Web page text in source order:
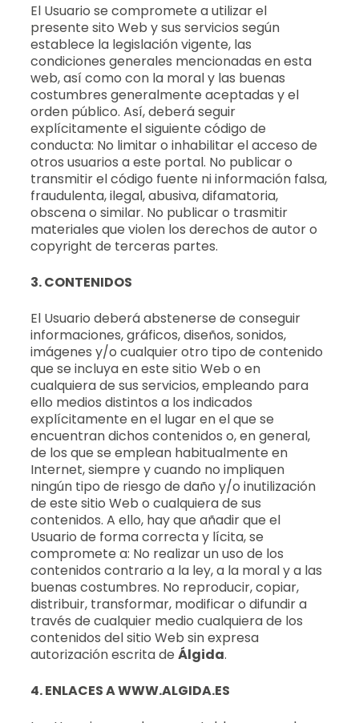
El Usuario se compromete a utilizar el
presente sito Web y sus servicios según
establece la legislación vigente, las
condiciones generales mencionadas en esta
web, así como con la moral y las buenas
costumbres generalmente aceptadas y el
orden público. Así, deberá seguir
explícitamente el siguiente código de
conducta: No limitar o inhabilitar el acceso de
otros usuarios a este portal. No publicar o
transmitir el código fuente ni información falsa,
fraudulenta, ilegal, abusiva, difamatoria,
obscena o similar. No publicar o trasmitir
materiales que violen los derechos de autor o
copyright de terceras partes.
3. CONTENIDOS
El Usuario deberá abstenerse de conseguir
informaciones, gráficos, diseños, sonidos,
imágenes y/o cualquier otro tipo de contenido
que se incluya en este sitio Web o en
cualquiera de sus servicios, empleando para
ello medios distintos a los indicados
explícitamente en el lugar en el que se
encuentran dichos contenidos o, en general,
de los que se emplean habitualmente en
Internet, siempre y cuando no impliquen
ningún tipo de riesgo de daño y/o inutilización
de este sitio Web o cualquiera de sus
contenidos. A ello, hay que añadir que el
Usuario de forma correcta y lícita, se
compromete a: No realizar un uso de los
contenidos contrario a la ley, a la moral y a las
buenas costumbres. No reproducir, copiar,
distribuir, transformar, modificar o difundir a
través de cualquier medio cualquiera de los
contenidos del sitio Web sin expresa
autorización escrita deÁlgida.
4. ENLACES A WWW.ALGIDA.ES